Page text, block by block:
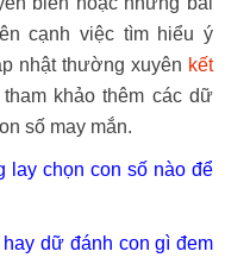
cạnh việc tìm hiểu ý
nhật thường xuyên kết
khảo thêm các dữ
số may mắn.
lay chọn con số nào để
dữ đánh con gì đem